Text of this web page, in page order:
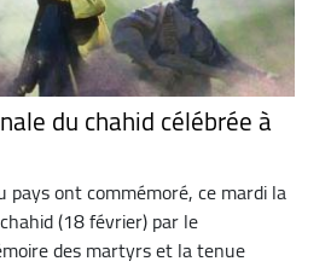
du chahid célébrée à
pays ont commémoré, ce mardi la
(18 février) par le
des martyrs et la tenue